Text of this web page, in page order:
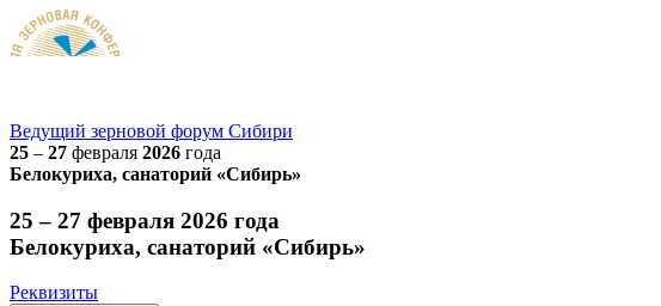
Ведущий зерновой форум Сибири
25 – 27 февраля 2026 года
Белокуриха, санаторий «Сибирь»
25 – 27 февраля 2026 года
Белокуриха, санаторий «Сибирь»
Реквизиты